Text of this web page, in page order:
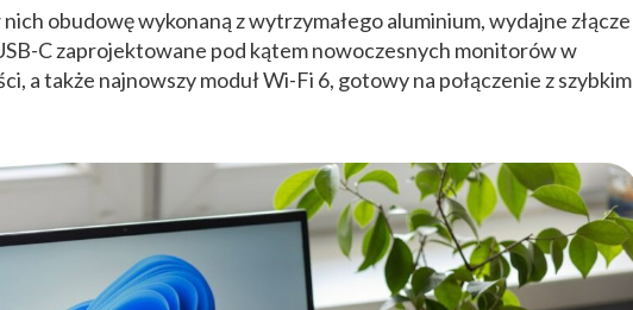
obudowę wykonaną z wytrzymałego aluminium, wydajne złącze
C zaprojektowane pod kątem nowoczesnych monitorów w
a także najnowszy moduł Wi-Fi 6, gotowy na połączenie z szybkim